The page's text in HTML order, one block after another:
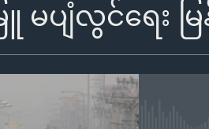
ြူ မပျံလွင်ရေး